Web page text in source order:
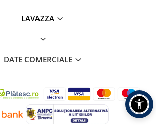
LAVAZZA
DATE COMERCIALE